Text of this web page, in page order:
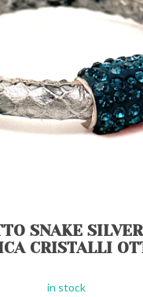
SNAKE
CRISTALLI
in stock